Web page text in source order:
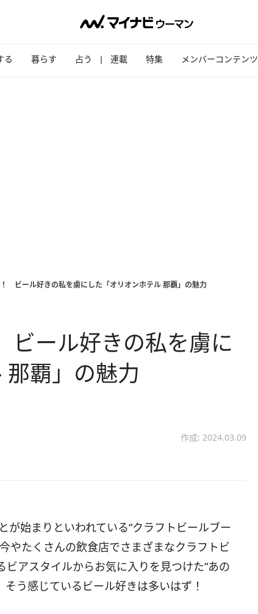
る 暮らす 占う 連載 特集 メンバーコンテンツ
ビール好きの私を虜にした「オリオンホテル 那覇」の魅力
ール好きの私を虜に
覇」の魅力
作成: 2024.03.09
始まりといわれている“クラフトビールブー
やたくさんの飲食店でさまざまなクラフトビ
アスタイルからお気に入りを見つけた“あの
う感じているビール好きは多いはず！